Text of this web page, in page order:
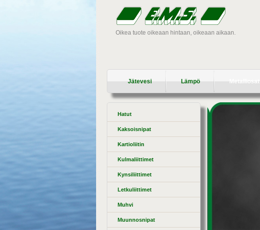
Oikea tuote oikeaan hintaan, oikeaan aikaan.
Jätevesi Lämpö Metalliosat
Hatut
Kaksoisnipat
Kartioliitin
Kulmaliittimet
Kynsiliittimet
Letkuliittimet
Muhvi
Muunnosnipat